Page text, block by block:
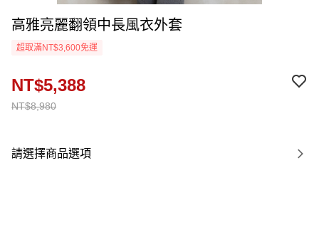
高雅亮麗翻領中長風衣外套
超取滿NT$3,600免運
NT$8,980
NT$5,388
請選擇商品選項